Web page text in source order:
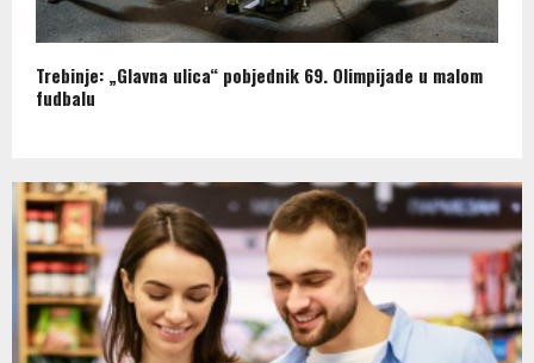
Trebinje: „Glavna ulica“ pobjednik 69. Olimpijade u malom
fudbalu